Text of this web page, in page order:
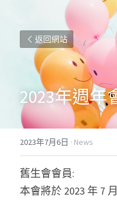
返回網站
2023年週年
2023年7月6日 · News
舊生會會員:
本會將於 2023 年 7